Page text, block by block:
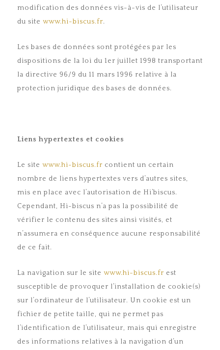
modification des données vis-à-vis de l’utilisateur
du site www.hi-biscus.fr.
Les bases de données sont protégées par les
dispositions de la loi du 1er juillet 1998 transportant
la directive 96/9 du 11 mars 1996 relative à la
protection juridique des bases de données.
Liens hypertextes et cookies
Le site www.hi-biscus.fr contient un certain
nombre de liens hypertextes vers d’autres sites,
mis en place avec l’autorisation de Hi’biscus.
Cependant, Hi-biscus n’a pas la possibilité de
vérifier le contenu des sites ainsi visités, et
n’assumera en conséquence aucune responsabilité
de ce fait.
La navigation sur le site www.hi-biscus.fr est
susceptible de provoquer l’installation de cookie(s)
sur l’ordinateur de l’utilisateur. Un cookie est un
fichier de petite taille, qui ne permet pas
l’identification de l’utilisateur, mais qui enregistre
des informations relatives à la navigation d’un